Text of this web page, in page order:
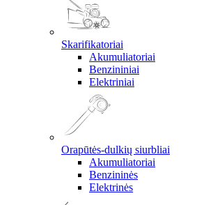
Skarifikatoriai
Akumuliatoriai
Benzininiai
Elektriniai
Orapūtės-dulkių siurbliai
Akumuliatoriai
Benzininės
Elektrinės